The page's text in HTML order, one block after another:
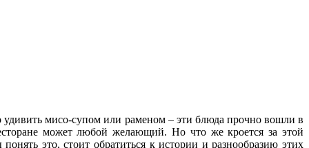
удивить мисо-супом или раменом – эти блюда прочно вошли в
может любой желающий. Но что же кроется за этой
это, стоит обратиться к истории и разнообразию этих